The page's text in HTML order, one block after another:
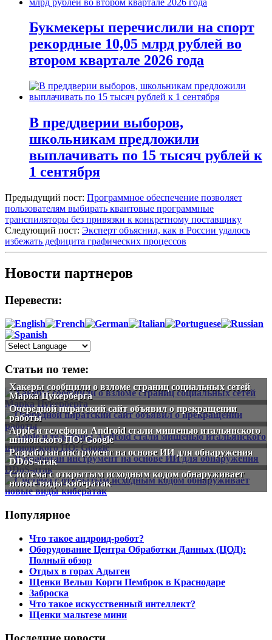
Букмекеры перечислили на спорт
рекордные 10,05 млрд рублей во
втором квартале 2026 года
В преддверии выборов,
школьникам предложили
выплачивать по 15 тысяч рублей к
1 сентября
Предыдущий пост: Программное обеспечение позволяет
пользователям выбирать квантовые программные
транспиляторы без привязки к конкретному поставщику
Следующий пост: Эксперт объяснил, как в России удалось
избежать дефицита графических процессов
Новости партнеров
Перевести:
Статьи по теме:
Хакеры сообщили о взломе страниц социальных сетей
Марка Цукерберга
Очередной пиратский сайт объявил о прекращении
работы
Apple и телефоны Android стали мишенью итальянского
шпионского ПО: Google
Разработан инструмент на основе ИИ для обнаружения
DDoS-атак
Система с открытым исходным кодом обнаруживает
новые виды кибератак
Популярное
Что такое андроид-робот?
Оборудование Центра Обработки Данных (ЦОД):
Полный обзор
Отдых в горах Адыгеи
Щенки Вельш Корги Пемброк в Краснодаре
Заброска
Что такое искусственный интеллект?
Щенки мальтезе мини